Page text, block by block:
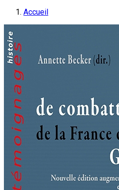
Accueil